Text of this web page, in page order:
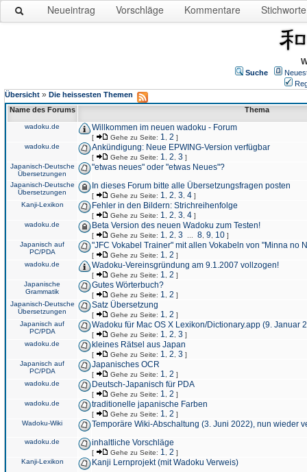
Neueintrag Vorschläge Kommentare Stichworte
Suche
Übersicht » Die heissesten Themen
Name des Forums
Thema
wadoku.de Willkommen im neuen wadoku - Forum
[ Gehe zu Seite: 1 2 ]
wadoku.de
Ankündigung: Neue EPWING-Version verfügbar
[ Gehe zu Seite: 1 2 3 ]
Japanisch-Deutsche
Übersetzungen
"etwas neues" oder "etwas Neues"?
Japanisch-Deutsche
Übersetzungen
In dieses Forum bitte alle Übersetzungsfragen posten
[ Gehe zu Seite: 1 2 3 4 ]
Kanji-Lexikon
Fehler in den Bildern: Strichreihenfolge
[ Gehe zu Seite: 1 2 3 4 ]
wadoku.de
Beta Version des neuen Wadoku zum Testen!
[ Gehe zu Seite: 1 2 3 8 9 10 ]
Japanisch auf
PC/PDA
"JFC Vokabel Trainer" mit allen Vokabeln von "Minna no
[ Gehe zu Seite: 1 2 ]
wadoku.de
Wadoku-Vereinsgründung am 9.1.2007 vollzogen!
[ Gehe zu Seite: 1 2 ]
Japanische
Grammatik
Gutes Wörterbuch?
[ Gehe zu Seite: 1 2 ]
Japanisch-Deutsche
Übersetzungen
Satz Übersetzung
[ Gehe zu Seite: 1 2 ]
Japanisch auf
PC/PDA
Wadoku für Mac OS X Lexikon/Dictionary.app (9. Januar
[ Gehe zu Seite: 1 2 3 ]
wadoku.de
kleines Rätsel aus Japan
[ Gehe zu Seite: 1 2 3 ]
Japanisch auf
PC/PDA
Japanisches OCR
[ Gehe zu Seite: 1 2 ]
wadoku.de
Deutsch-Japanisch für PDA
[ Gehe zu Seite: 1 2 ]
wadoku.de
traditionelle japanische Farben
[ Gehe zu Seite: 1 2 ]
Wadoku-Wiki
Temporäre Wiki-Abschaltung (3. Juni 2022), nun wieder
wadoku.de inhaltliche Vorschläge
[ Gehe zu Seite: 1 2 ]
Kanji-Lexikon
Kanji Lernprojekt (mit Wadoku Verweis)